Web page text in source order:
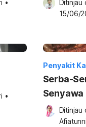
•
Ditinjau
15/06/
•
Penyakit
Serba-
Senyawa
Ditinjau